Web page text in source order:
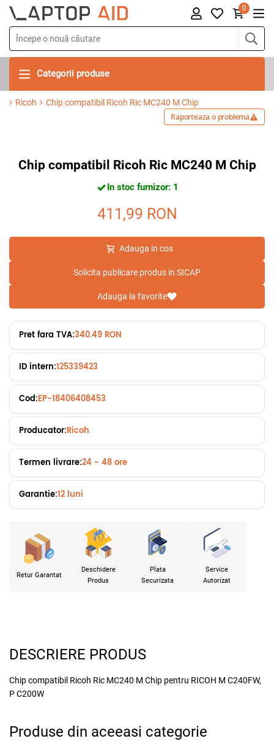
0
Categorii produse
Ricoh Chip compatibil Ricoh Ric MC240 M Chip
Raporteaza o problema
Chip compatibil Ricoh Ric MC240 M Chip
In stoc furnizor: 1
411,99 RON
Adauga in cos
Solicita publicare produs in SICAP
Adauga la favorite
Pret fara TVA:340.49 RON
ID intern:125339423
Cod:EP-18406408453
Producator:Ricoh
Termen livrare:24 - 48 ore
Garantie:12 luni
Retur Garantat
Deschidere
Produs
Plata
Securizata
Service
Autorizat
DESCRIERE PRODUS
Chip compatibil Ricoh Ric MC240 M Chip pentru RICOH M C240FW,
P C200W
Produse din aceeasi categorie